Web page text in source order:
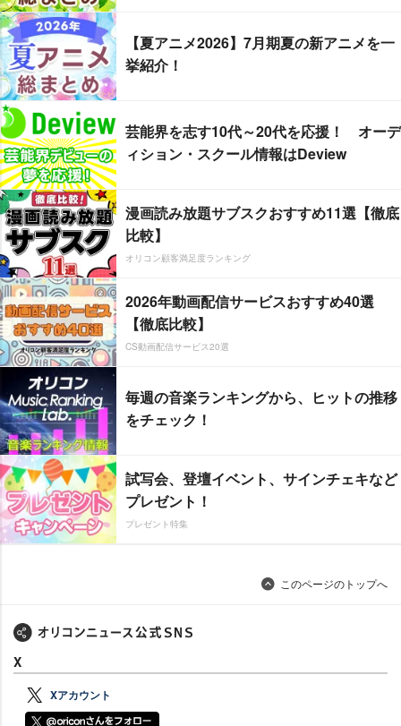
【夏アニメ2026】7月期夏の新アニメを一
挙紹介！
芸能界を志す10代～20代を応援！ オーデ
ィション・スクール情報はDeview
漫画読み放題サブスクおすすめ11選【徹底
比較】
オリコン顧客満足度ランキング
2026年動画配信サービスおすすめ40選
【徹底比較】
CS動画配信サービス20選
毎週の音楽ランキングから、ヒットの推移
をチェック！
試写会、登壇イベント、サインチェキなど
プレゼント！
プレゼント特集
このページのトップへ
X
Xアカウント